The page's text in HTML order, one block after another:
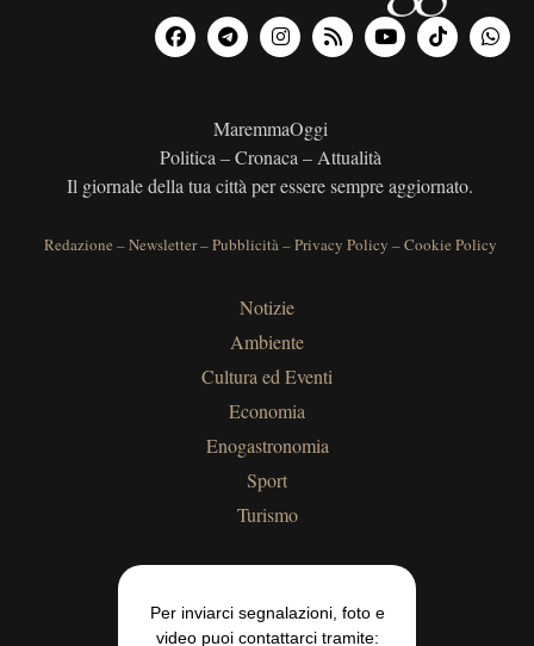
MaremmaOggi
Politica – Cronaca – Attualità
Il giornale della tua città per essere sempre aggiornato.
Redazione –Newsletter–Pubblicità–Privacy Policy –Cookie Policy
Notizie
Ambiente
Cultura ed Eventi
Economia
Enogastronomia
Sport
Turismo
Per inviarci segnalazioni, foto e
video puoi contattarci tramite: